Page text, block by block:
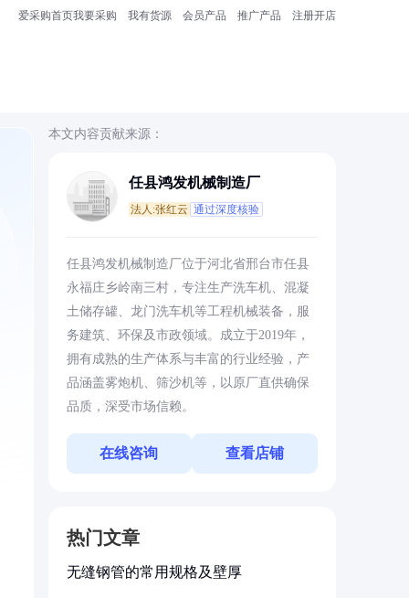
爱采购首页我要采购 我有货源 会员产品 推广产品 注册开店
本文内容贡献来源：
任县鸿发机械制造厂
法人:张红云 通过深度核验
任县鸿发机械制造厂位于河北省邢台市任县
永福庄乡岭南三村，专注生产洗车机、混凝
土储存罐、龙门洗车机等工程机械装备，服
务建筑、环保及市政领域。成立于2019年，
拥有成熟的生产体系与丰富的行业经验，产
品涵盖雾炮机、筛沙机等，以原厂直供确保
品质，深受市场信赖。
在线咨询 查看店铺
热门文章
无缝钢管的常用规格及壁厚